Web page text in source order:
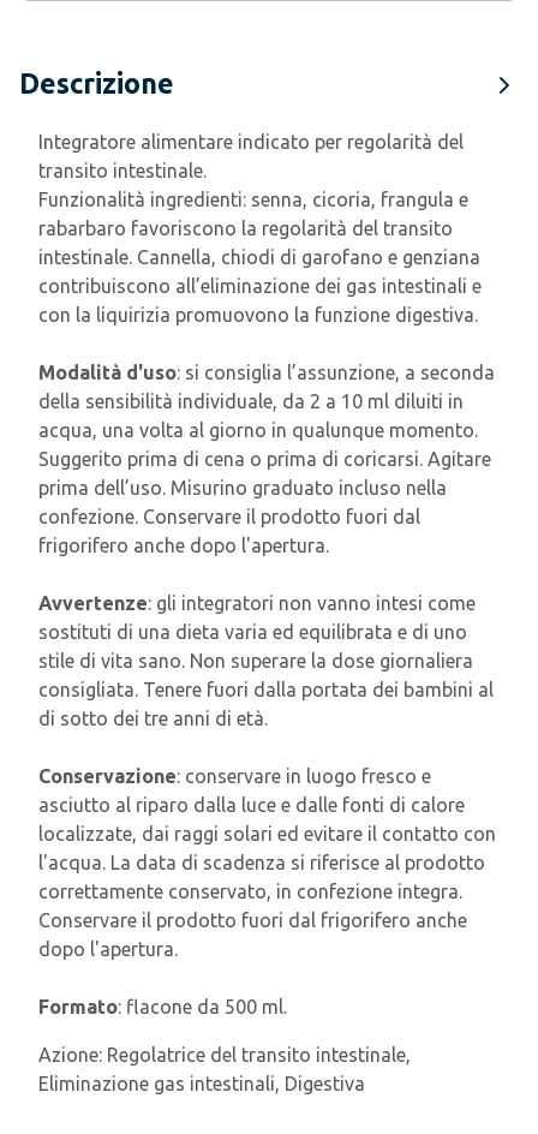
Descrizione
Integratore alimentare indicato per regolarità del
transito intestinale.
Funzionalità ingredienti: senna, cicoria, frangula e
rabarbaro favoriscono la regolarità del transito
intestinale. Cannella, chiodi di garofano e genziana
contribuiscono all’eliminazione dei gas intestinali e
con la liquirizia promuovono la funzione digestiva.
Modalità d'uso: si consiglia l’assunzione, a seconda
della sensibilità individuale, da 2 a 10 ml diluiti in
acqua, una volta al giorno in qualunque momento.
Suggerito prima di cena o prima di coricarsi. Agitare
prima dell’uso. Misurino graduato incluso nella
confezione. Conservare il prodotto fuori dal
frigorifero anche dopo l'apertura.
Avvertenze: gli integratori non vanno intesi come
sostituti di una dieta varia ed equilibrata e di uno
stile di vita sano. Non superare la dose giornaliera
consigliata. Tenere fuori dalla portata dei bambini al
di sotto dei tre anni di età.
Conservazione: conservare in luogo fresco e
asciutto al riparo dalla luce e dalle fonti di calore
localizzate, dai raggi solari ed evitare il contatto con
l'acqua. La data di scadenza si riferisce al prodotto
correttamente conservato, in confezione integra.
Conservare il prodotto fuori dal frigorifero anche
dopo l'apertura.
Formato: flacone da 500 ml.
Azione: Regolatrice del transito intestinale,
Eliminazione gas intestinali, Digestiva